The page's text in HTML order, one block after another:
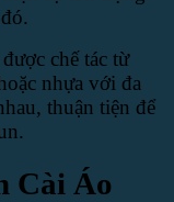
chế tác từ
nhựa với đa
thuận tiện để
Cài Áo